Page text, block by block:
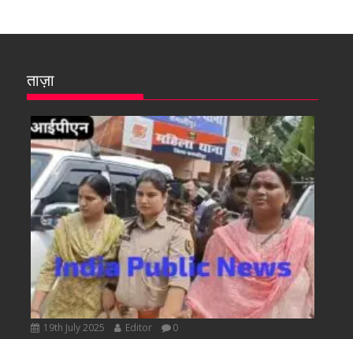
ताज़ा
19th July 2025 Editor 0